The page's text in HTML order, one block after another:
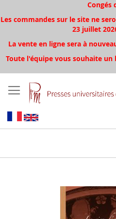
Congés
Les commandes sur le site ne
23 juillet
La vente en ligne sera à
Toute l'équipe vous souhaite un